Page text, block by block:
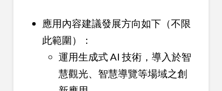
應用內容建議發展方向如下（不限
此範圍）：
運用生成式 AI 技術，導入於智
慧觀光、智慧導覽等場域之創